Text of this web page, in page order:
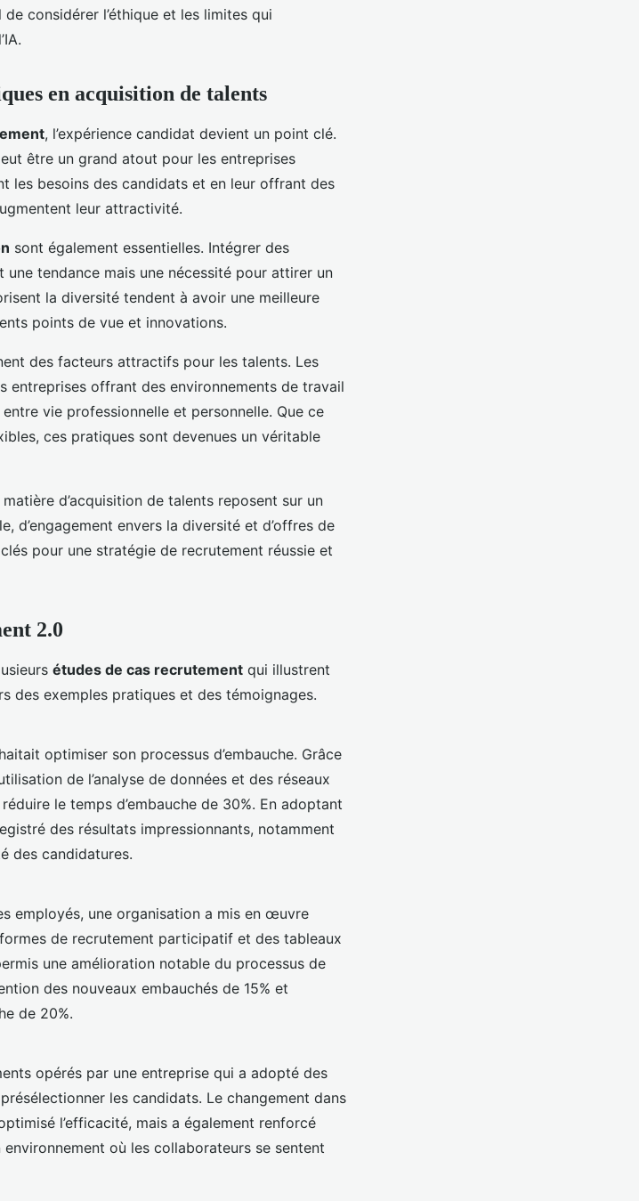
considérer l’éthique et les limites qui
en acquisition de talents
, l’expérience candidat devient un point clé.
être un grand atout pour les entreprises
les besoins des candidats et en leur offrant des
leur attractivité.
sont également essentielles. Intégrer des
une tendance mais une nécessité pour attirer un
la diversité tendent à avoir une meilleure
points de vue et innovations.
des facteurs attractifs pour les talents. Les
entreprises offrant des environnements de travail
vie professionnelle et personnelle. Que ce
ces pratiques sont devenues un véritable
matière d’acquisition de talents reposent sur un
d’engagement envers la diversité et d’offres de
pour une stratégie de recrutement réussie et
2.0
études de cas recrutement qui illustrent
des exemples pratiques et des témoignages.
optimiser son processus d’embauche. Grâce
de l’analyse de données et des réseaux
le temps d’embauche de 30%. En adoptant
des résultats impressionnants, notamment
des candidatures.
employés, une organisation a mis en œuvre
de recrutement participatif et des tableaux
une amélioration notable du processus de
des nouveaux embauchés de 15% et
de 20%.
opérés par une entreprise qui a adopté des
les candidats. Le changement dans
l’efficacité, mais a également renforcé
environnement où les collaborateurs se sentent